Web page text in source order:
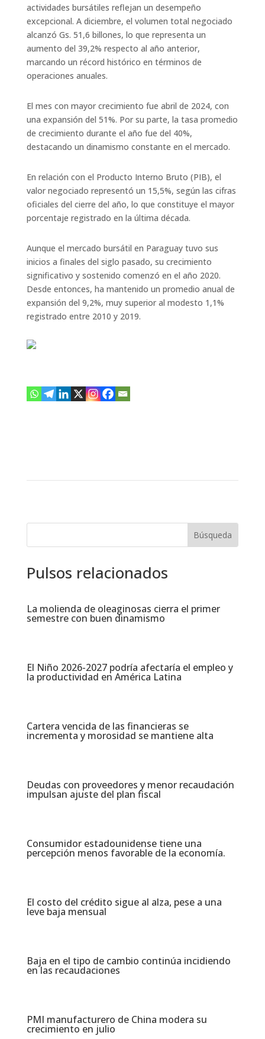
actividades bursátiles reflejan un desempeño
excepcional. A diciembre, el volumen total negociado
alcanzó Gs. 51,6 billones, lo que representa un
aumento del 39,2% respecto al año anterior,
marcando un récord histórico en términos de
operaciones anuales.
El mes con mayor crecimiento fue abril de 2024, con
una expansión del 51%. Por su parte, la tasa promedio
de crecimiento durante el año fue del 40%,
destacando un dinamismo constante en el mercado.
En relación con el Producto Interno Bruto (PIB), el
valor negociado representó un 15,5%, según las cifras
oficiales del cierre del año, lo que constituye el mayor
porcentaje registrado en la última década.
Aunque el mercado bursátil en Paraguay tuvo sus
inicios a finales del siglo pasado, su crecimiento
significativo y sostenido comenzó en el año 2020.
Desde entonces, ha mantenido un promedio anual de
expansión del 9,2%, muy superior al modesto 1,1%
registrado entre 2010 y 2019.
Pulsos relacionados
La molienda de oleaginosas cierra el primer
semestre con buen dinamismo​
El Niño 2026-2027 podría afectaría el empleo y
la productividad en América Latina​
Cartera vencida de las financieras se
incrementa y morosidad se mantiene alta​
Deudas con proveedores y menor recaudación
impulsan ajuste del plan fiscal​
Consumidor estadounidense tiene una
percepción menos favorable de la economía​.
El costo del crédito sigue al alza, pese a una
leve baja mensual​
Baja en el tipo de cambio continúa incidiendo
en las recaudaciones​
PMI manufacturero de China modera su
crecimiento en julio​